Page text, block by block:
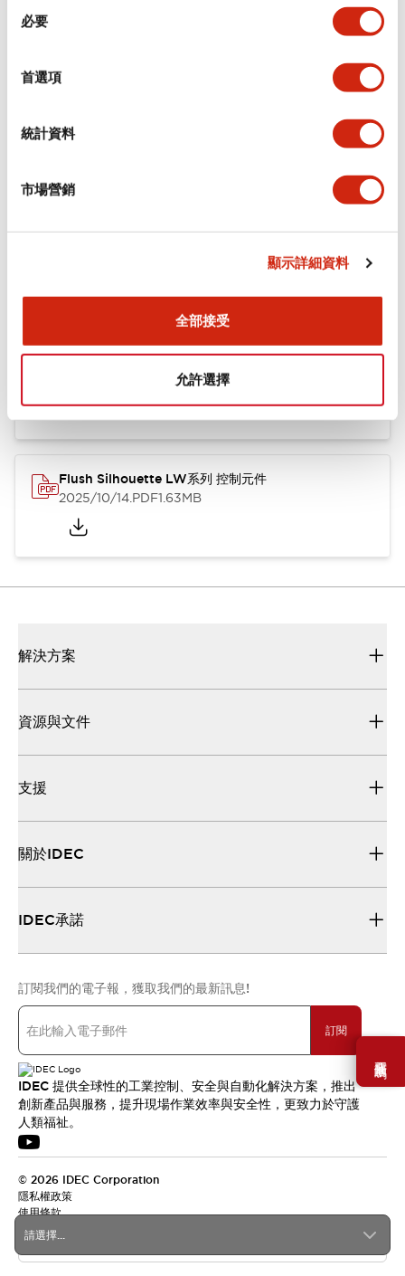
必要
首選項
統計資料
市場營銷
顯示詳細資料
全部接受
允許選擇
需要幫助嗎？
環境規範
機械規格
Flush Silhouette LW系列 控制元件 (英文版)
1.23MB
Flush Silhouette LW系列 控制元件
2025/10/14.PDF1.63MB
請選擇...
解決方案
資源與文件
支援
關於IDEC
IDEC承諾
訂閱我們的電子報，獲取我們的最新訊息!
訂閱
IDEC 提供全球性的工業控制、安全與自動化解決方案，推出
創新產品與服務，提升現場作業效率與安全性，更致力於守護
人類福祉。
© 2026 IDEC Corporation
隱私權政策
使用條款
台灣